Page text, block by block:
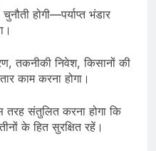
होगी—पर्याप्त भंडार
तकनीकी निवेश, किसानों की
काम करना होगा।
तरह संतुलित करना होगा कि
के हित सुरक्षित रहें।